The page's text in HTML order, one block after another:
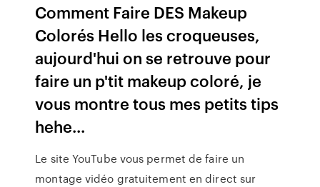
Comment Faire DES Makeup
Colorés Hello les croqueuses,
aujourd'hui on se retrouve pour
faire un p'tit makeup coloré, je
vous montre tous mes petits tips
hehe...
Le site YouTube vous permet de faire un
montage vidéo gratuitement en direct sur